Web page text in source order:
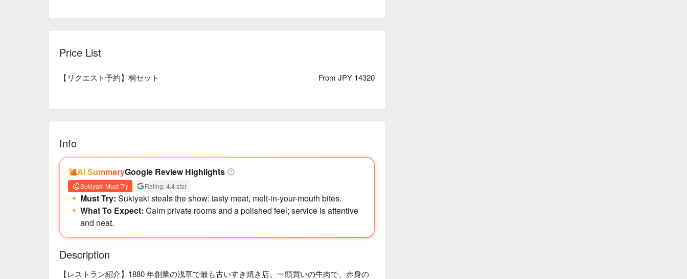
Price List
【リクエスト予約】桐セット From JPY 14320
Info
AI SummaryGoogle Review Highlights
Sukiyaki Must-Try Rating: 4.4 star
Must Try: Sukiyaki steals the show: tasty meat, melt-in-your-mouth bites.
What To Expect: Calm private rooms and a polished feel; service is attentive
and neat.
Description
【レストラン紹介】1880 年創業の浅草で最も古いすき焼き店。一頭買いの牛肉で、赤身の